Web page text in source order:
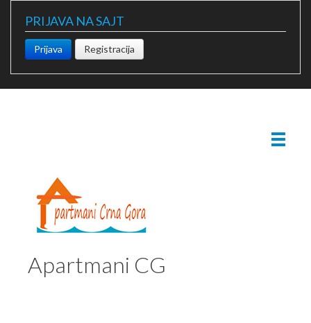
PRIJAVA NA SAJT
Prijava Registracija
Apartmani CG